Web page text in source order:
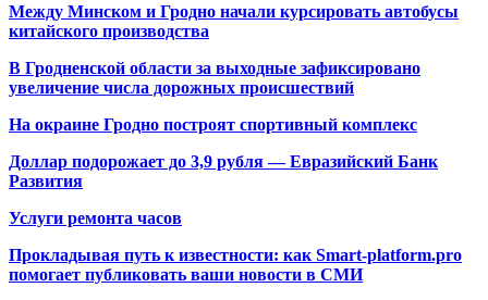
Между Минском и Гродно начали курсировать автобусы
китайского производства
В Гродненской области за выходные зафиксировано
увеличение числа дорожных происшествий
На окраине Гродно построят спортивный комплекс
Доллар подорожает до 3,9 рубля — Евразийский Банк
Развития
Услуги ремонта часов
Прокладывая путь к известности: как Smart-platform.pro
помогает публиковать ваши новости в СМИ